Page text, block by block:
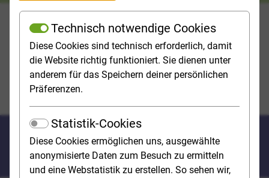
Technisch notwendige Cookies
Diese Cookies sind technisch erforderlich, damit
die Website richtig funktioniert. Sie dienen unter
anderem für das Speichern deiner persönlichen
Präferenzen.
Statistik-Cookies
Diese Cookies ermöglichen uns, ausgewählte
anonymisierte Daten zum Besuch zu ermitteln
und eine Webstatistik zu erstellen. So sehen wir,
Orientieren Studieninfos Studienfelder
StartseiteTop-Themen
Professionell den Pinsel
schwingen